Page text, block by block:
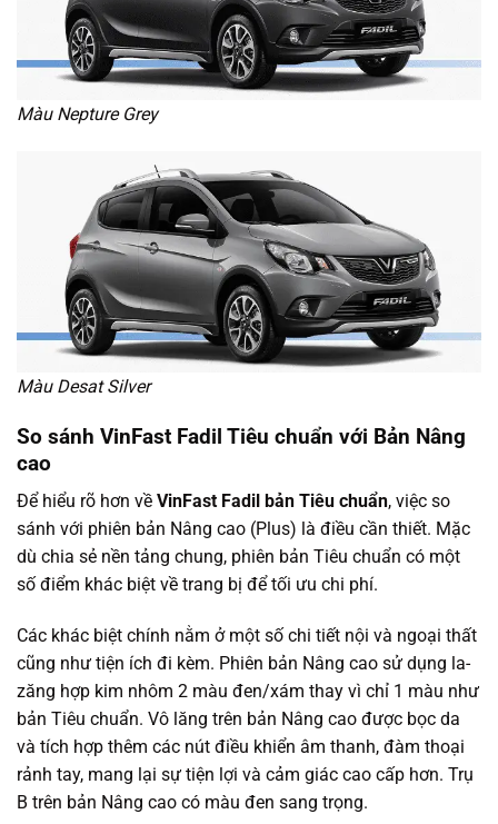
Màu Nepture Grey
Màu Desat Silver
So sánh VinFast Fadil Tiêu chuẩn với Bản Nâng
cao
Để hiểu rõ hơn về VinFast Fadil bản Tiêu chuẩn, việc so
sánh với phiên bản Nâng cao (Plus) là điều cần thiết. Mặc
dù chia sẻ nền tảng chung, phiên bản Tiêu chuẩn có một
số điểm khác biệt về trang bị để tối ưu chi phí.
Các khác biệt chính nằm ở một số chi tiết nội và ngoại thất
cũng như tiện ích đi kèm. Phiên bản Nâng cao sử dụng la-
zăng hợp kim nhôm 2 màu đen/xám thay vì chỉ 1 màu như
bản Tiêu chuẩn. Vô lăng trên bản Nâng cao được bọc da
và tích hợp thêm các nút điều khiển âm thanh, đàm thoại
rảnh tay, mang lại sự tiện lợi và cảm giác cao cấp hơn. Trụ
B trên bản Nâng cao có màu đen sang trọng.